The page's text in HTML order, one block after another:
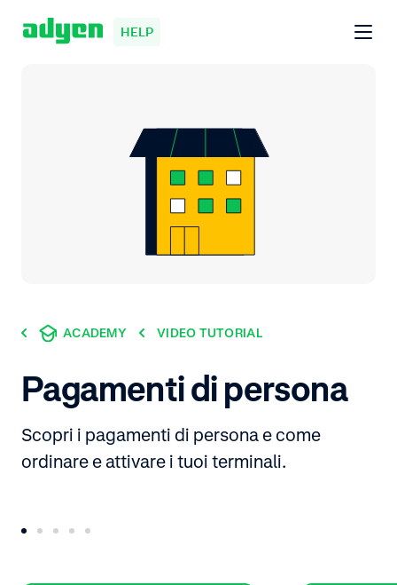
HELP
ACADEMY VIDEO TUTORIAL
Pagamenti di persona
Scopri i pagamenti di persona e come
ordinare e attivare i tuoi terminali.